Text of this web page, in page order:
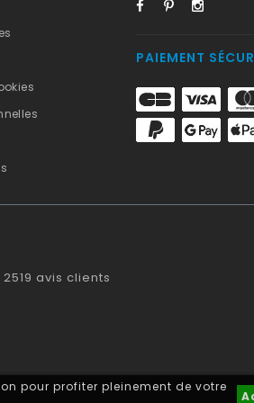
pour profiter pleinement de votre
PAIEMENT
2519 avis clients